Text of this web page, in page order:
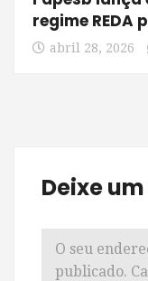
regime REDA
abril 28, 2026
Deixe
O seu
publicado.